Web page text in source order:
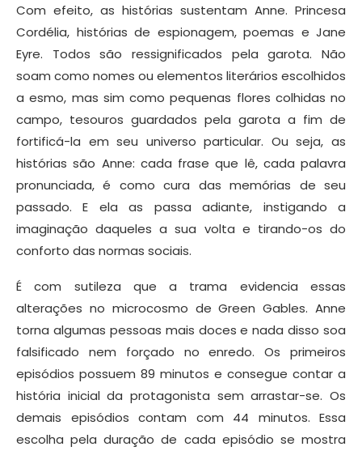
Com efeito, as histórias sustentam Anne. Princesa
Cordélia, histórias de espionagem, poemas e Jane
Eyre. Todos são ressignificados pela garota. Não
soam como nomes ou elementos literários escolhidos
a esmo, mas sim como pequenas flores colhidas no
campo, tesouros guardados pela garota a fim de
fortificá-la em seu universo particular. Ou seja, as
histórias são Anne: cada frase que lê, cada palavra
pronunciada, é como cura das memórias de seu
passado. E ela as passa adiante, instigando a
imaginação daqueles a sua volta e tirando-os do
conforto das normas sociais.
É com sutileza que a trama evidencia essas
alterações no microcosmo de Green Gables. Anne
torna algumas pessoas mais doces e nada disso soa
falsificado nem forçado no enredo. Os primeiros
episódios possuem 89 minutos e consegue contar a
história inicial da protagonista sem arrastar-se. Os
demais episódios contam com 44 minutos. Essa
escolha pela duração de cada episódio se mostra